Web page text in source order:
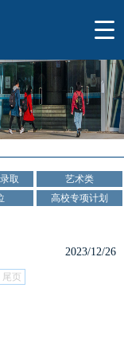
取
艺术类
高校专项计划
2023/12/26
尾页